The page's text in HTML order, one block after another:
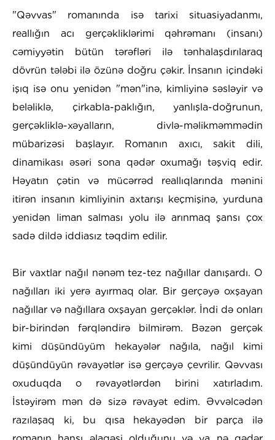
"Qəvvas" romanında isə tarixi situasiyadanmı,
reallığın acı gerçəkliklərimi qəhrəmanı (insanı)
cəmiyyətin bütün tərəfləri ilə tənhalaşdırılaraq
dövrün tələbi ilə özünə doğru çəkir. İnsanın içindəki
işıq isə onu yenidən "mən"inə, kimliyinə səsləyir və
beləliklə, çirkabla-paklığın, yanlışla-doğrunun,
gerçəkliklə-xəyalların, divlə-məlikməmmədin
mübarizəsi başlayır. Romanın axıcı, sakit dili,
dinamikası əsəri sona qədər oxumağı təşviq edir.
Həyatın çətin və mücərrəd reallıqlarında mənini
itirən insanın kimliyinin axtarışı keçmişinə, yurduna
yenidən liman salması yolu ilə arınmaq şansı çox
sadə dildə iddiasız təqdim edilir.
Bir vaxtlar nağıl nənəm tez-tez nağıllar danışardı. O
nağılları iki yerə ayırmaq olar. Bir gerçəyə oxşayan
nağıllar və nağıllara oxşayan gerçəklər. İndi də onları
bir-birindən fərqləndirə bilmirəm. Bəzən gerçək
kimi düşündüyüm hekayələr nağıla, nağıl kimi
düşündüyün rəvayətlər isə gerçəyə çevrilir. Qəvvası
oxuduqda o rəvayətlərdən birini xatırladım.
İstəyirəm mən də sizə rəvayət edim. Əvvəlcədən
razılaşaq ki, bu qısa hekayədən bir parça ilə